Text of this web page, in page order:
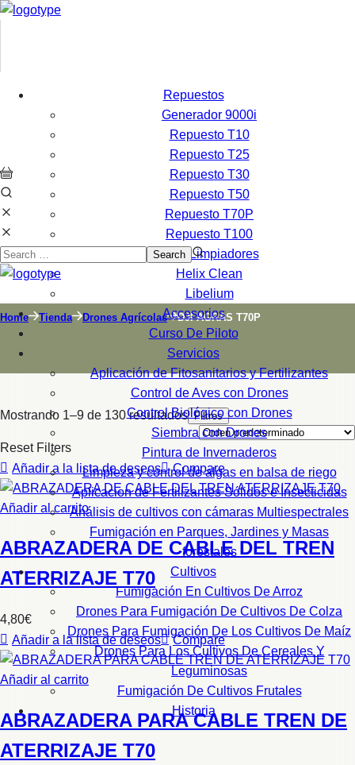
Repuestos
Generador 9000i
Repuesto T10
Repuesto T25
Repuesto T30
Repuesto T50
Repuesto T70P
Repuesto T100
Libelium y Limpiadores
Helix Clean
Libelium
Accesorios
Curso De Piloto
Servicios
Aplicación de Fitosanitarios y Fertilizantes
Control de Aves con Drones
Control Biológico con Drones
Siembra con Drones
Pintura de Invernaderos
Limpieza y control de algas en balsa de riego
Aplicacion de Fertilizantes Sólidos e Insecticidas
Análisis de cultivos con cámaras Multiespectrales
Fumigación en Parques, Jardines y Masas
forestales
Cultivos
Fumigación En Cultivos De Arroz
Drones Para Fumigación De Cultivos De Colza
Drones Para Fumigación De Los Cultivos De Maíz
Drones Para Los Cultivos De Cereales Y
Leguminosas
Fumigación De Cultivos Frutales
Historia
DJI AGRAS T70P
Home Tienda Drones Agrícolas DJI AGRAS T70P
Mostrando 1–9 de 130 resultados Filtros
Reset Filters
Añadir a la lista de deseos
Compare
Añadir al carrito
ABRAZADERA DE CABLE DEL TREN
ATERRIZAJE T70
4,80€
Añadir a la lista de deseos
Compare
Añadir al carrito
ABRAZADERA PARA CABLE TREN DE
ATERRIZAJE T70